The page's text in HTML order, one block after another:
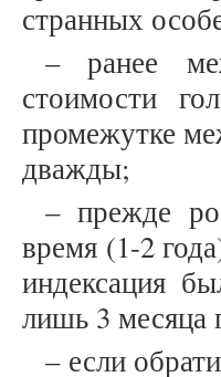
странных
– ранее
стоимости
промежутке
дважды;
– прежде
время (1-2
индексация
лишь 3 месяца
– если